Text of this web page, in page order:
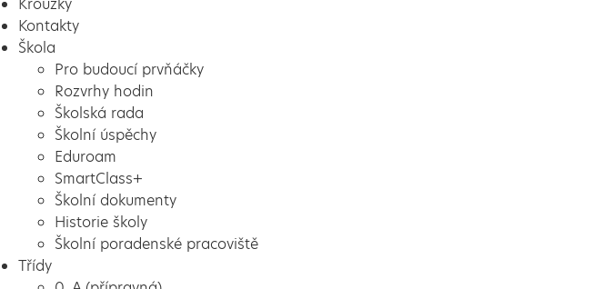
Kontakty
Škola
Pro budoucí prvňáčky
Rozvrhy hodin
Školská rada
Školní úspěchy
Eduroam
SmartClass+
Školní dokumenty
Historie školy
Školní poradenské pracoviště
Třídy